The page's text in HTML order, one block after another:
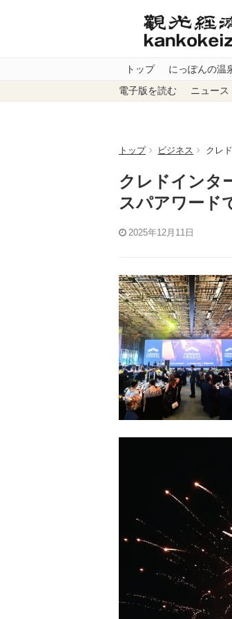
トップ にっぽんの温
電子版を読む ニュース
トップ ビジネス クレ
クレドインタ
スパアワード
2025年12月11日